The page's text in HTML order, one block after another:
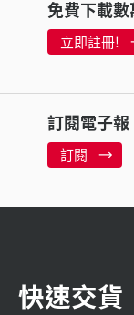
免費下載
立即註冊!
訂閱電子報
訂閱
快速交貨